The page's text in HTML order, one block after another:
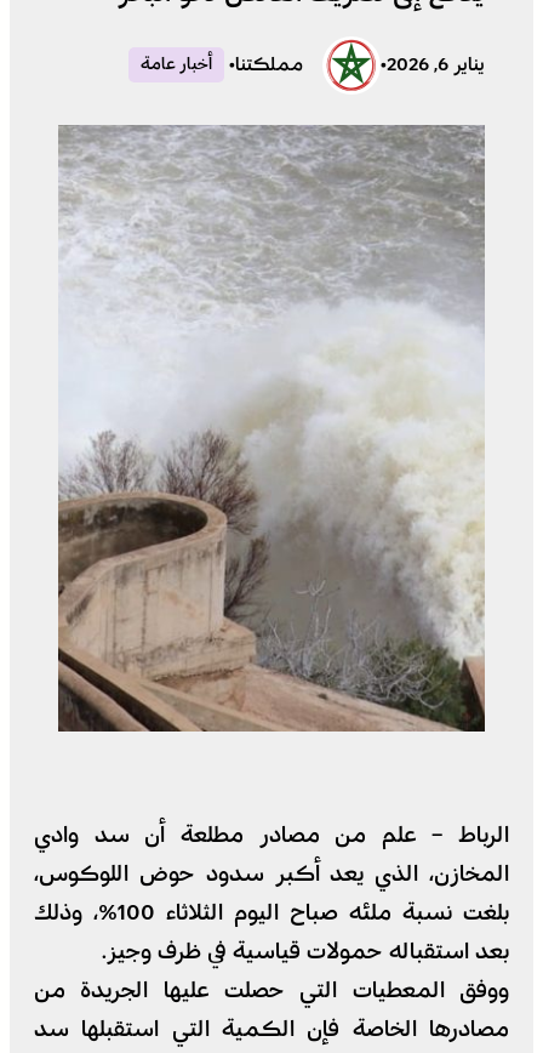
يناير 6, 2026 • مملكتنا• أخبار عامة
الرباط – علم من مصادر مطلعة أن سد وادي
المخازن، الذي يعد أكبر سدود حوض اللوكوس،
بلغت نسبة ملئه صباح اليوم الثلاثاء 100%، وذلك
بعد استقباله حمولات قياسية في ظرف وجيز.
ووفق المعطيات التي حصلت عليها الجريدة من
مصادرها الخاصة فإن الكمية التي استقبلها سد